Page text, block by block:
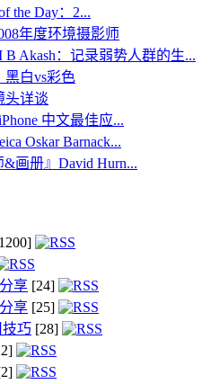
the Day：2...
年度环境摄影师
B Akash：记录弱势人群的生...
黑白vs彩色
头详谈
中文最佳应...
Oskar Barnack...
&画册』David Hurn...
享 [24]
享 [25]
技巧 [28]